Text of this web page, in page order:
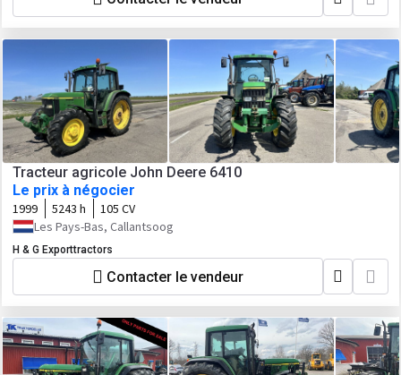
Tracteur agricole John Deere 6410
Le prix à négocier
1999 5243 h
105 CV
Les Pays-Bas, Callantsoog
H & G Exporttractors
Contacter le vendeur